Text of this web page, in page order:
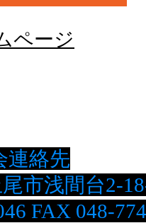
ページ
絡先
市浅間台2-
FAX 048-